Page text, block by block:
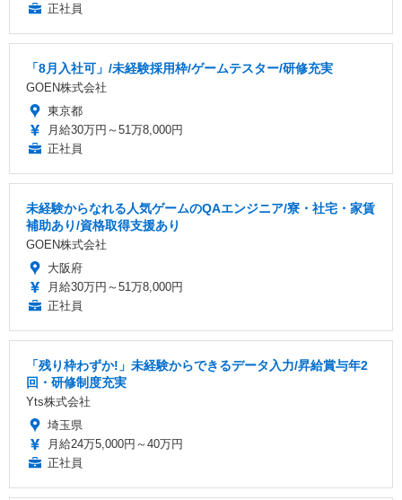
正社員
「8月入社可」/未経験採用枠/ゲームテスター/研修充実
GOEN株式会社
東京都
月給30万円～51万8,000円
正社員
未経験からなれる人気ゲームのQAエンジニア/寮・社宅・家賃
補助あり/資格取得支援あり
GOEN株式会社
大阪府
月給30万円～51万8,000円
正社員
「残り枠わずか!」未経験からできるデータ入力/昇給賞与年2
回・研修制度充実
Yts株式会社
埼玉県
月給24万5,000円～40万円
正社員